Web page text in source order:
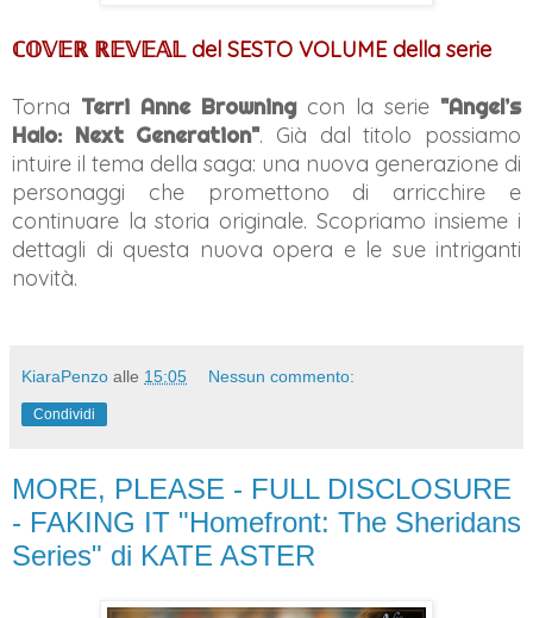
ℂ𝕆𝕍𝔼ℝ ℝ𝔼𝕍𝔼𝔸𝕃 del SESTO VOLUME della serie
Torna Terri Anne Browningcon la serie "Angel’s
Halo: Next Generation". Già dal titolo possiamo
intuire il tema della saga: una nuova generazione di
personaggi che promettono di arricchire e
continuare la storia originale. Scopriamo insieme i
dettagli di questa nuova opera e le sue intriganti
novità.
KiaraPenzo alle 15:05 Nessun commento:
Condividi
MORE, PLEASE - FULL DISCLOSURE
- FAKING IT "Homefront: The Sheridans
Series" di KATE ASTER